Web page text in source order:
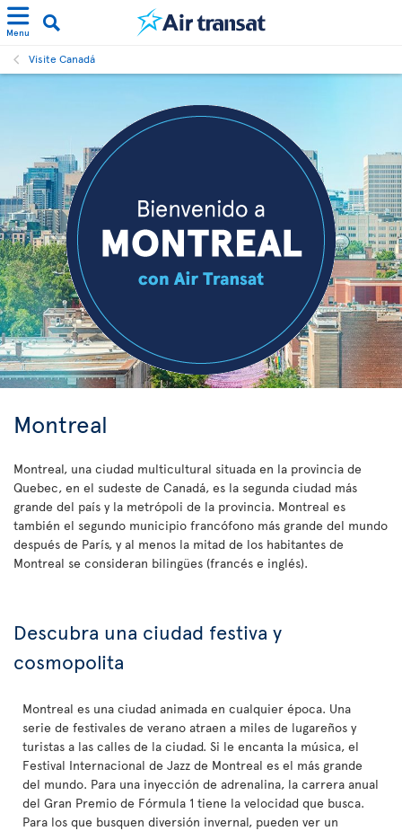
Menu
Visite Canadá
Montreal
Montreal, una ciudad multicultural situada en la provincia de
Quebec, en el sudeste de Canadá, es la segunda ciudad más
grande del país y la metrópoli de la provincia. Montreal es
también el segundo municipio francófono más grande del mundo
después de París, y al menos la mitad de los habitantes de
Montreal se consideran bilingües (francés e inglés).
Descubra una ciudad festiva y
cosmopolita
Montreal es una ciudad animada en cualquier época. Una
serie de festivales de verano atraen a miles de lugareños y
turistas a las calles de la ciudad. Si le encanta la música, el
Festival Internacional de Jazz de Montreal es el más grande
del mundo. Para una inyección de adrenalina, la carrera anual
del Gran Premio de Fórmula 1 tiene la velocidad que busca.
Para los que busquen diversión invernal, pueden ver un